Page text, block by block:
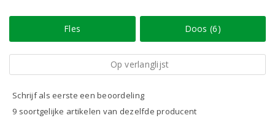
Fles Doos (6)
Op verlanglijst
Schrijf als eerste een beoordeling
9 soortgelijke artikelen van dezelfde producent